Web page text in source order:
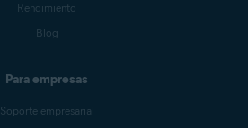
Rendimiento
Blog
Para empresas
Soporte empresarial